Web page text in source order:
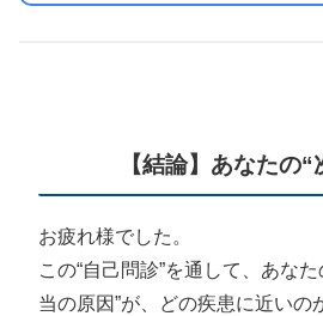
【結論】あなたの“
お疲れ様でした。
この“自己問診”を通して、あな
当の原因”が、どの疾患に近いの